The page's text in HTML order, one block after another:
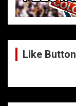
Like Button